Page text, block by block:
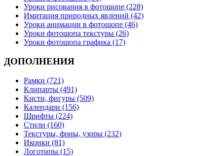
Уроки рисования в фотошопе (228)
Имитация природных явлений (42)
Уроки анимации в фотошопе (46)
Уроки фотошопа текстуры (26)
Уроки фотошопа графика (17)
ДОПОЛНЕНИЯ
Рамки (721)
Клипарты (491)
Кисти, фигуры (509)
Календари (156)
Шрифты (224)
Стили (160)
Текстуры, фоны, узоры (232)
Иконки (81)
Логотипы (15)